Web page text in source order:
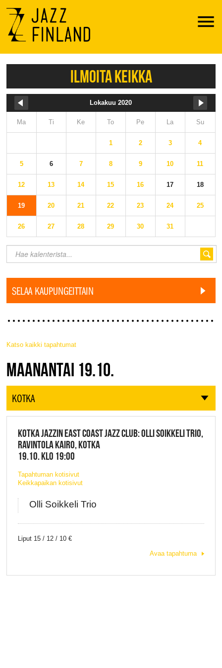
Menu
ILMOITA KEIKKA
Lokakuu 2020
Ma Ti Ke To Pe La Su
1 2 3 4
5 6 7 8 9 10 11
12 13 14 15 16 17 18
19 20 21 22 23 24 25
26 27 28 29 30 31
SELAA KAUPUNGEITTAIN
Katso kaikki tapahtumat
JAZZ FINLAND LIVE
MAANANTAI 19.10.
KOTKA
KOTKA JAZZIN EAST COAST JAZZ CLUB: OLLI SOIKKELI TRIO,
RAVINTOLA KAIRO, KOTKA
19.10. KLO 19:00
Tapahtuman kotisivut
Keikkapaikan kotisivut
Olli Soikkeli Trio
Liput 15 / 12 / 10 €
Avaa tapahtuma